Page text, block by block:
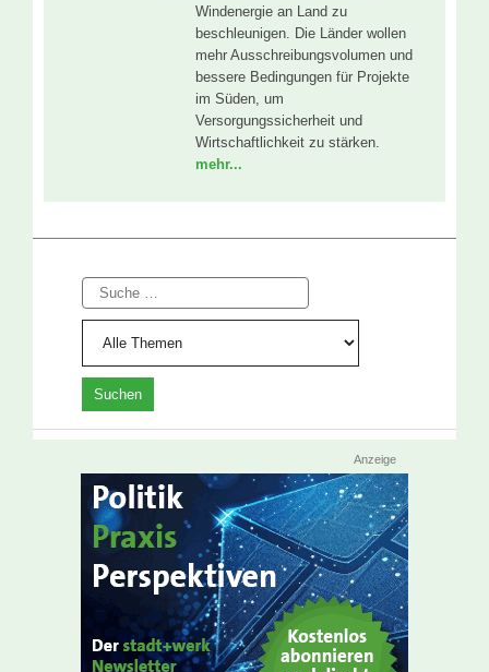
Windenergie an Land zu
beschleunigen. Die Länder wollen
mehr Ausschreibungsvolumen und
bessere Bedingungen für Projekte
im Süden, um
Versorgungssicherheit und
Wirtschaftlichkeit zu stärken.
mehr...
Suche
Anzeige